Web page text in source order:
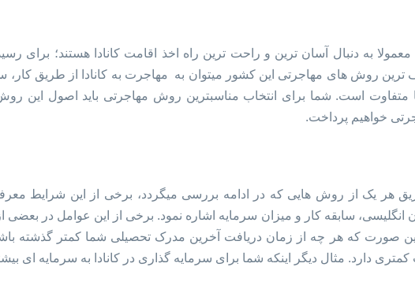
به دنبال آسان ترین و راحت ترین راه اخذ اقامت کانادا هستند؛ برای
ترین روش های مهاجرتی این کشور میتوان به مهاجرت به کانادا از طریق
ها متفاوت است. شما برای انتخاب مناسبترین روش مهاجرتی باید اصول این
خواهیم پرداخت.
هر یک از روش هایی که در ادامه بررسی میگردد، برخی از این شرایط
سابقه کار و میزان سرمایه اشاره نمود. برخی از این عوامل در
صورت که هر چه از زمان دریافت آخرین مدرک تحصیلی شما کمتر گذشته
دارد. مثال دیگر اینکه شما برای سرمایه گذاری در کانادا به سرمایه ای